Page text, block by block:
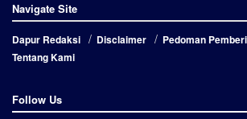
Navigate Site
Dapur Redaksi Disclaimer
Pedoman
Tentang Kami
Follow Us